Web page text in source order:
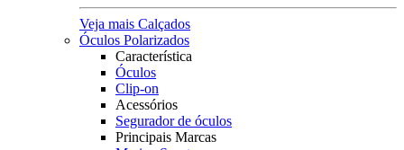
Veja mais Calçados
Óculos Polarizados
Característica
Óculos
Clip-on
Acessórios
Segurador de óculos
Principais Marcas